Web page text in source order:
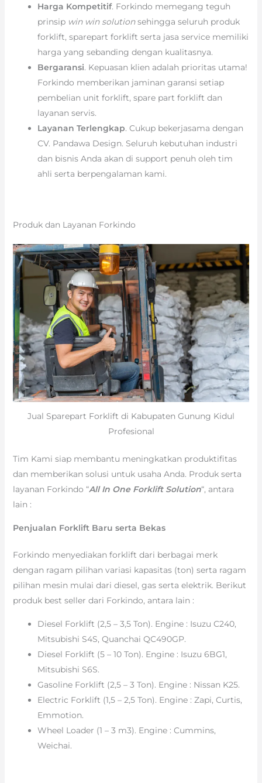
Harga Kompetitif. Forkindo memegang teguh
prinsip win win solutionsehingga seluruh produk
forklift, sparepart forklift serta jasa service memiliki
harga yang sebanding dengan kualitasnya.
Bergaransi. Kepuasan klien adalah prioritas utama!
Forkindo memberikan jaminan garansi setiap
pembelian unit forklift, spare part forklift dan
layanan servis.
Layanan Terlengkap. Cukup bekerjasama dengan
CV. Pandawa Design. Seluruh kebutuhan industri
dan bisnis Anda akan di support penuh oleh tim
ahli serta berpengalaman kami.
Produk dan Layanan Forkindo
Jual Sparepart Forklift di Kabupaten Gunung Kidul
Profesional
Tim Kami siap membantu meningkatkan produktifitas
dan memberikan solusi untuk usaha Anda. Produk serta
layanan Forkindo “All In One Forklift Solution“, antara
lain :
Penjualan Forklift Baru serta Bekas
Forkindo menyediakan forklift dari berbagai merk
dengan ragam pilihan variasi kapasitas (ton) serta ragam
pilihan mesin mulai dari diesel, gas serta elektrik. Berikut
produk best seller dari Forkindo, antara lain :
Diesel Forklift (2,5 – 3,5 Ton). Engine : Isuzu C240,
Mitsubishi S4S, Quanchai QC490GP.
Diesel Forklift (5 – 10 Ton). Engine : Isuzu 6BG1,
Mitsubishi S6S.
Gasoline Forklift (2,5 – 3 Ton). Engine : Nissan K25.
Electric Forklift (1,5 – 2,5 Ton). Engine : Zapi, Curtis,
Emmotion.
Wheel Loader (1 – 3 m3). Engine : Cummins,
Weichai.